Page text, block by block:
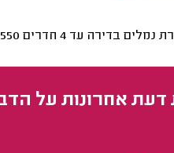
נמלים בדירה עד 4 חדרים 550 - 400
דעת אחרונות על